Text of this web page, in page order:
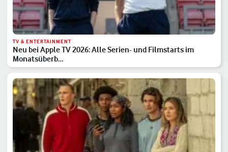
TV & ENTERTAINMENT
Neu bei Apple TV 2026: Alle Serien- und Filmstarts im
Monatsüberb…